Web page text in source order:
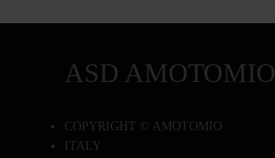
ASD AMOTOMIO
COPYRIGHT © AMOTOMIO
ITALY